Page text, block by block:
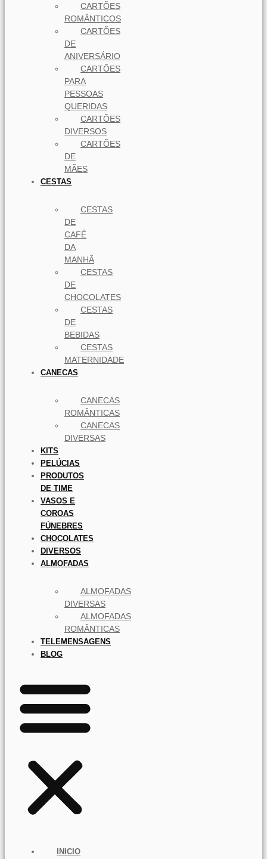
CARTÕES
ROMÂNTICOS
CARTÕES
DE
ANIVERSÁRIO
CARTÕES
PARA
PESSOAS
QUERIDAS
CARTÕES
DIVERSOS
CARTÕES
DE
MÃES
CESTAS
CESTAS
DE
CAFÉ
DA
MANHÃ
CESTAS
DE
CHOCOLATES
CESTAS
DE
BEBIDAS
CESTAS
MATERNIDADE
CANECAS
CANECAS
ROMÂNTICAS
CANECAS
DIVERSAS
KITS
PELÚCIAS
PRODUTOS
DE TIME
VASOS E
COROAS
FÚNEBRES
CHOCOLATES
DIVERSOS
ALMOFADAS
ALMOFADAS
DIVERSAS
ALMOFADAS
ROMÂNTICAS
TELEMENSAGENS
BLOG
INICIO